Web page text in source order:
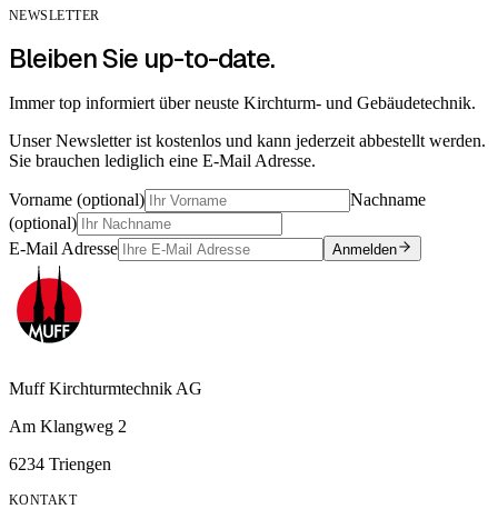
NEWSLETTER
Bleiben Sie up-to-date.
Immer top informiert über neuste Kirchturm- und Gebäudetechnik.
Unser Newsletter ist kostenlos und kann jederzeit abbestellt werden.
Sie brauchen lediglich eine E-Mail Adresse.
Vorname (optional)
Nachname
(optional)
E-Mail Adresse
Anmelden
Muff Kirchturmtechnik AG
Am Klangweg 2
6234 Triengen
KONTAKT